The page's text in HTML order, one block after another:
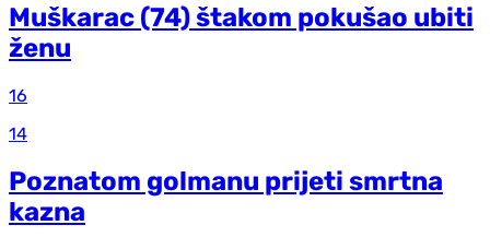
Muškarac (74) štakom pokušao ubiti
ženu
16
14
Poznatom golmanu prijeti smrtna
kazna